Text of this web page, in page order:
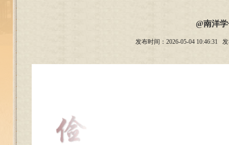
@南洋
发布时间：2026-05-04 10:46:31